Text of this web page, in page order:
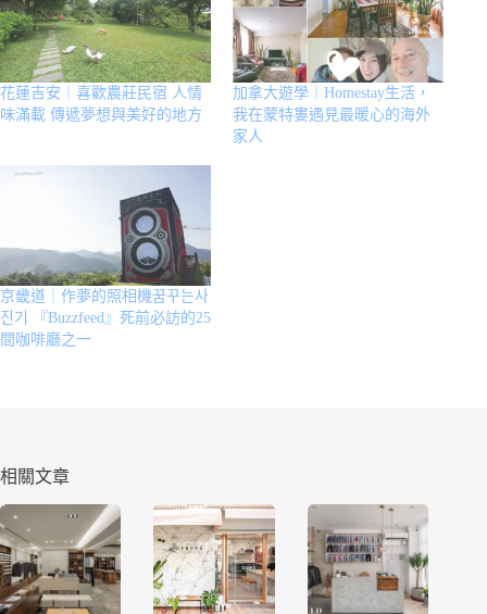
花蓮吉安｜喜歡農莊民宿 人情
味滿載 傳遞夢想與美好的地方
加拿大遊學｜Homestay生活，
我在蒙特婁遇見最暖心的海外
家人
京畿道｜作夢的照相機꿈꾸는사
진기 『Buzzfeed』死前必訪的25
間咖啡廳之一
相關文章